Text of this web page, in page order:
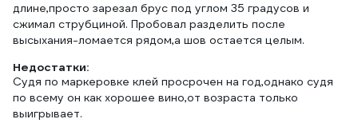
длине,просто зарезал брус под углом 35 градусов и
сжимал струбциной. Пробовал разделить после
высыхания-ломается рядом,а шов остается целым.
Недостатки:
Судя по маркеровке клей просрочен на год,однако судя
по всему он как хорошее вино,от возраста только
выигрывает.